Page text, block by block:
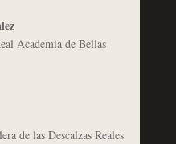
Academia de Bellas
de las Descalzas Reales